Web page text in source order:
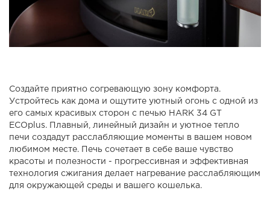
Создайте приятно согревающую зону комфорта.
Устройтесь как дома и ощутите уютный огонь с одной из
его самых красивых сторон с печью HARK 34 GT
ECOplus. Плавный, линейный дизайн и уютное тепло
печи создадут расслабляющие моменты в вашем новом
любимом месте. Печь сочетает в себе ваше чувство
красоты и полезности - прогрессивная и эффективная
технология сжигания делает нагревание расслабляющим
для окружающей среды и вашего кошелька.